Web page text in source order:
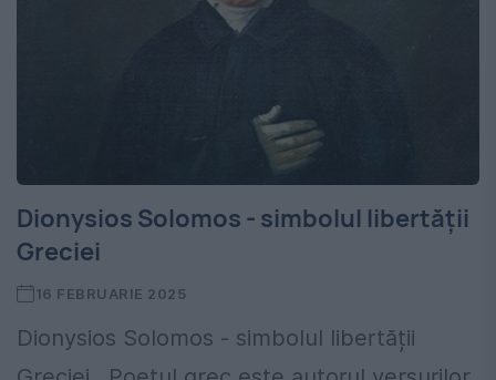
Dionysios Solomos - simbolul libertății
Greciei
16 FEBRUARIE 2025
Dionysios Solomos - simbolul libertății